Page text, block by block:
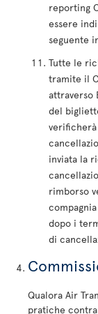
reporting
essere
seguente
Tutte le
tramite il
attraverso
del
inviata la
rimborso
dopo i
di
Qualora Air
pratiche